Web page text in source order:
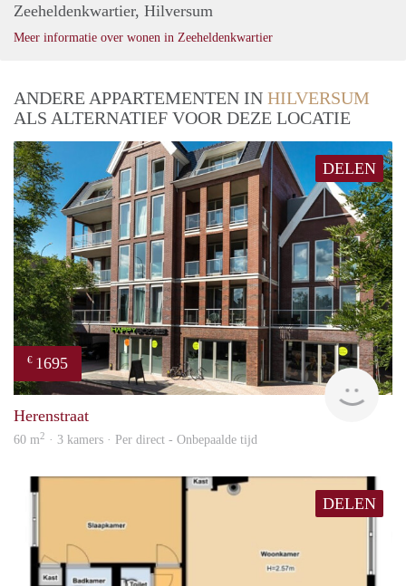
Zeeheldenkwartier, Hilversum
Meer informatie over wonen in Zeeheldenkwartier
ANDERE APPARTEMENTEN IN HILVERSUM
ALS ALTERNATIEF VOOR DEZE LOCATIE
DELEN
€ 1695
Herenstraat
60 m2 · 3 kamers · Per direct - Onbepaalde tijd
DELEN